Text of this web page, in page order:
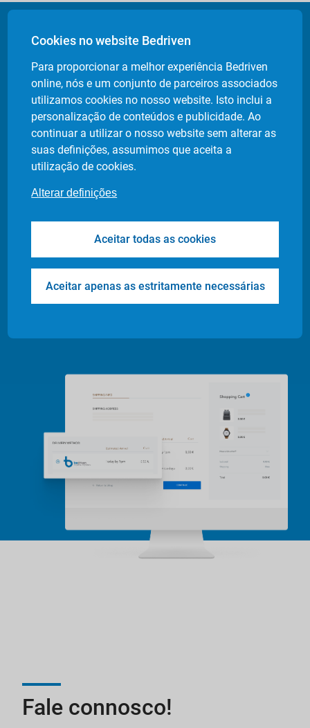
Cookies no website Bedriven
Para proporcionar a melhor experiência Bedriven
online, nós e um conjunto de parceiros associados
utilizamos cookies no nosso website. Isto inclui a
personalização de conteúdos e publicidade. Ao
continuar a utilizar o nosso website sem alterar as
suas definições, assumimos que aceita a
utilização de cookies.
Alterar definições
Aceitar todas as cookies
Aceitar apenas as estritamente necessárias
Uma app de mobilidade
com integração total
Dashboards
Com a nossa API garante os nossos serviços de
Fale connosco!